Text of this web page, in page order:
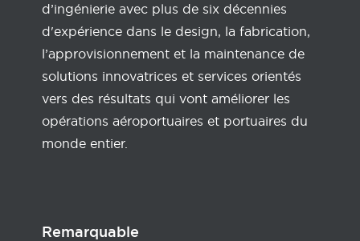
d’ingénierie avec plus de six décennies
d'expérience dans le design, la fabrication,
l’approvisionnement et la maintenance de
solutions innovatrices et services orientés
vers des résultats qui vont améliorer les
opérations aéroportuaires et portuaires du
monde entier.
Remarquable